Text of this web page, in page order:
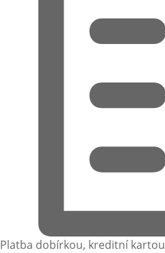
Platba dobírkou, kreditní kartou